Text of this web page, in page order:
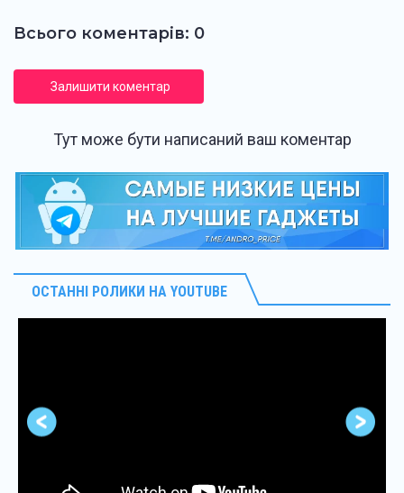
Всього коментарів: 0
Залишити коментар
Тут може бути написаний ваш коментар
ОСТАННІ РОЛИКИ НА YOUTUBE